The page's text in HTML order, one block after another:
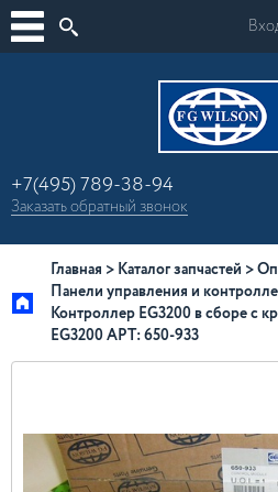
+7(495) 789-38-94
Заказатьобратный звонок
Главная Каталог запчастей
Панели управления и
Контроллер EG3200 в сборе с
EG3200 АРТ: 650-933